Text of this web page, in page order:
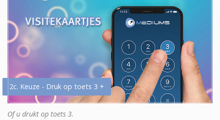
2c. Keuze - Druk op toets 3 +
Of u drukt op toets 3.